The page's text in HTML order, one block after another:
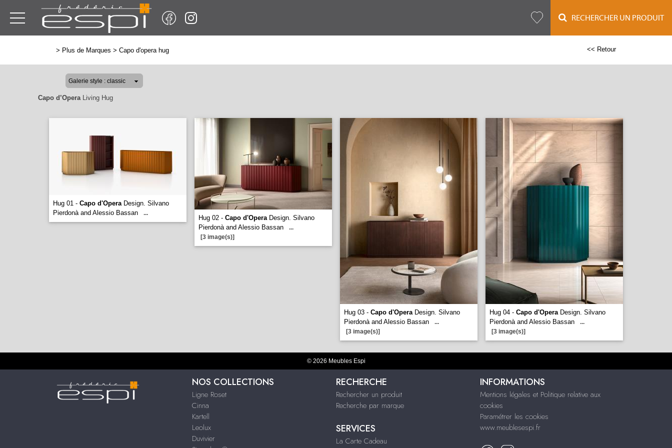
RECHERCHER UN PRODUIT
> Plus de Marques > Capo d'opera hug << Retour
Capo d’OperaLiving Hug
Hug 01 - Capo d'OperaDesign. Silvano
Pierdonà and Alessio Bassan
...
Hug 02 - Capo d'OperaDesign. Silvano
Pierdonà and Alessio Bassan
...
[3 image(s)]
Hug 03 - Capo d'OperaDesign. Silvano
Pierdonà and Alessio Bassan
...
[3 image(s)]
Hug 04 - Capo d'OperaDesign. Silvano
Pierdonà and Alessio Bassan
...
[3 image(s)]
© 2026 Meubles Espi
NOS COLLECTIONS
Ligne Roset
Cinna
Kartell
Leolux
Duvivier
RECHERCHE
Rechercher un produit
Recherche par marque
SERVICES
La Carte Cadeau
INFORMATIONS
Mentions légales et Politique relative aux
cookies
Paramétrer les cookies
www.meublesespi.fr